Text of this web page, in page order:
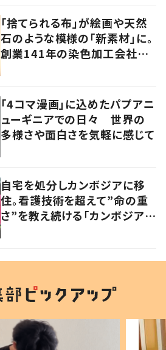
「捨てられる布」が絵画や天然
石のような模様の「新素材」に。
創業141年の染色加工会社が
「4コマ漫画」に込めたパプアニ
ューギニアでの日々 世界の
多様さや面白さを気軽に感じて
自宅を処分しカンボジアに移
住。看護技術を超えて”命の重
さ”を教え続ける「カンボジアを